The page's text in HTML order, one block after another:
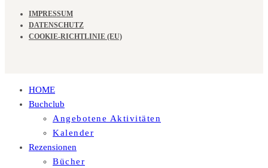
IMPRESSUM
DATENSCHUTZ
COOKIE-RICHTLINIE (EU)
HOME
Buchclub
Angebotene Aktivitäten
Kalender
Rezensionen
Bücher